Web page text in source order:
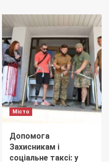
Місто
Допомога
Захисникам і
соціальне таксі: у